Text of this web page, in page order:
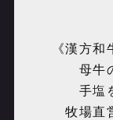
《漢方
母牛
手塩
牧場直